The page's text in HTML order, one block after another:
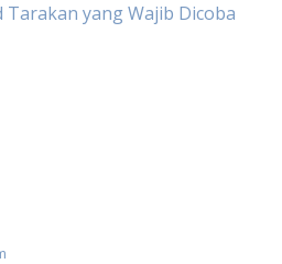
yang Wajib Dicoba